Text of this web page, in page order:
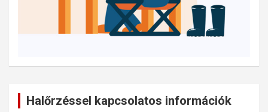
Halőrzéssel kapcsolatos információk